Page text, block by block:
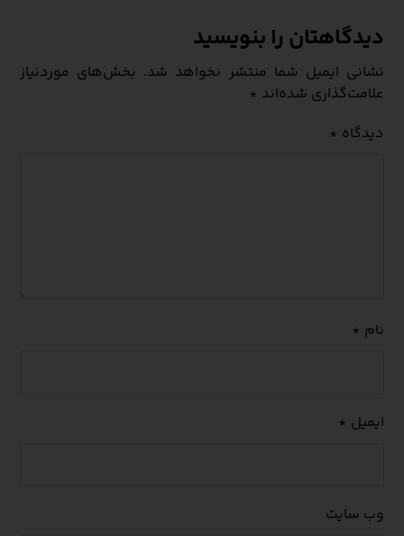
دیدگاهتان را بنویسید
نشانی ایمیل شما منتشر نخواهد شد. بخش‌های موردنیاز
علامت‌گذاری شده‌اند *
دیدگاه *
نام *
ایمیل *
وب‌ سایت